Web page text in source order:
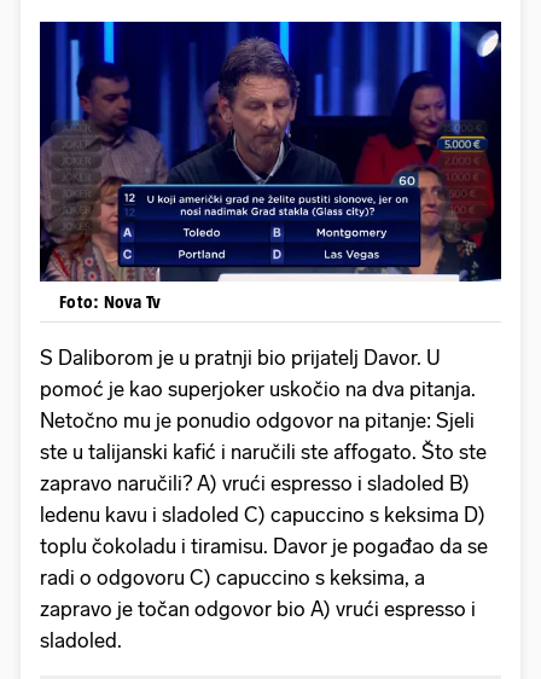
Foto: Nova Tv
S Daliborom je u pratnji bio prijatelj Davor. U
pomoć je kao superjoker uskočio na dva pitanja.
Netočno mu je ponudio odgovor na pitanje: Sjeli
ste u talijanski kafić i naručili ste affogato. Što ste
zapravo naručili? A) vrući espresso i sladoled B)
ledenu kavu i sladoled C) capuccino s keksima D)
toplu čokoladu i tiramisu. Davor je pogađao da se
radi o odgovoru C) capuccino s keksima, a
zapravo je točan odgovor bio A) vrući espresso i
sladoled.